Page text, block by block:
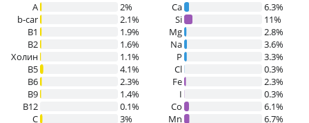
A
2%
b-car
2.1%
В1
1.9%
B2
1.6%
Холин
1.1%
B5
4.1%
B6
2.3%
B9
1.4%
B12
0.1%
C
3%
Ca
6.3%
Si
11%
Mg
2.8%
Na
3.6%
P
3.3%
Cl
0.3%
Fe
2.3%
I
0.3%
Co
6.1%
Mn
6.7%